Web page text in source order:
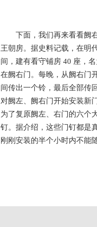
下面，我们再来看看阙
王朝房。据史料记载，在明
间，建有看守铺房 40 座，
在阙右门。每晚，从阙右门
间传出一个铃，最后全部传
对阙左、阙右门开始安装新
为了复原阙左、右门的六个
钉。据介绍，这些门钉都是
刚刚安装的半个小时内不能